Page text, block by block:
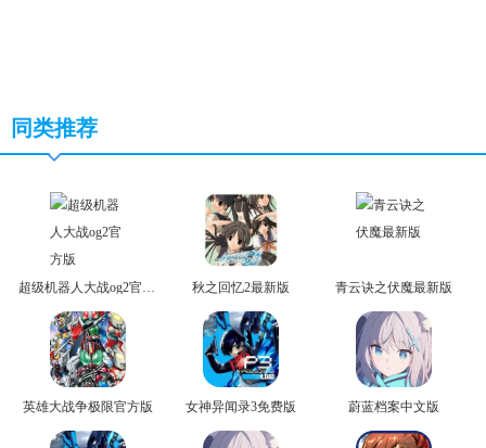
同类推荐
超级机器人大战og2官方版 秋之回忆2最新版 青云诀之伏魔最新版
英雄大战争极限官方版 女神异闻录3免费版 蔚蓝档案中文版